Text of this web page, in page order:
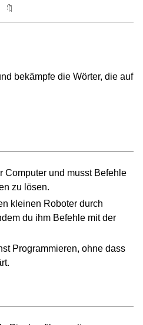
🔖
bekämpfe die Wörter, die auf
Computer und musst Befehle
zu lösen.
kleinen Roboter durch
du ihm Befehle mit der
Programmieren, ohne dass